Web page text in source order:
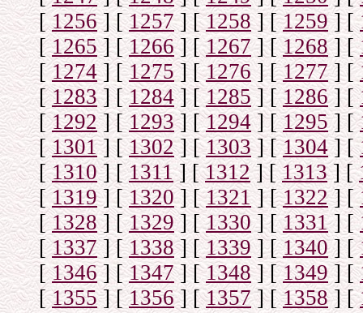
[1256] [1257] [1258] [1259] [
[1265] [1266] [1267] [1268] [
[1274] [1275] [1276 ] [1277] [
[1283] [1284] [1285] [1286] [
[1292] [1293] [1294] [1295] [
[1301] [1302] [1303] [1304] [
[1310] [1311] [1312] [1313] [
[1319] [1320] [1321] [1322] [
[1328] [1329] [1330] [1331] [
[1337] [1338] [1339] [1340] [
[1346] [1347] [1348] [1349] [
[1355] [1356] [1357] [1358] [